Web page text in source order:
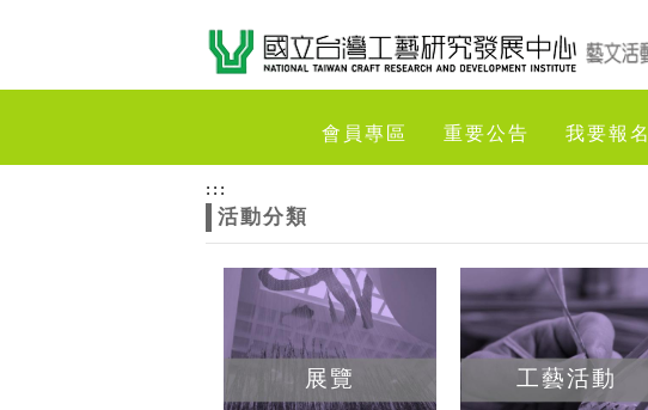
會員專區 重要公告 我要報名
:::
活動分類
展覽 工藝活動